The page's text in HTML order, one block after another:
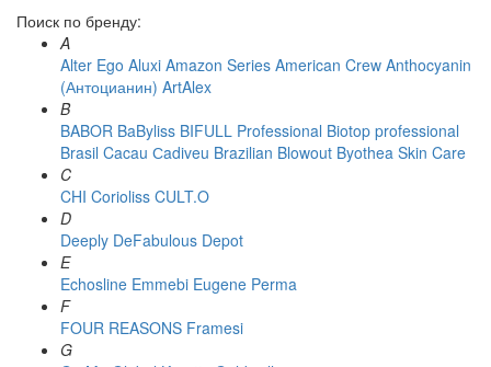
Поиск по бренду:
A
Alter Ego Aluxi Amazon Series American Crew Anthocyanin
(Антоцианин) ArtAlex
B
BABOR BaByliss BIFULL Professional Biotop professional
Brasil Cacau Сadiveu Brazilian Blowout Byothea Skin Care
C
CHI Corioliss CULT.O
D
Deeply DeFabulous Depot
E
Echosline Emmebi Eugene Perma
F
FOUR REASONS Framesi
G